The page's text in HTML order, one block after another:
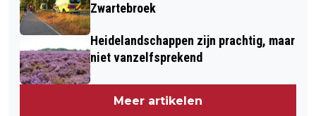
Zwartebroek
Heidelandschappen zijn prachtig, maar
niet vanzelfsprekend
Meer artikelen